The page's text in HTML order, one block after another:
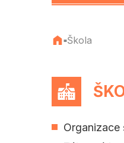
■Škola
Organizace